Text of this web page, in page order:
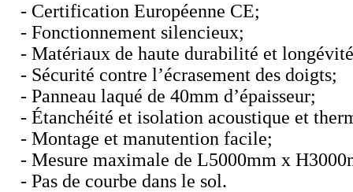
- Certification Européenne CE;
- Fonctionnement silencieux;
- Matériaux de haute durabilité et
- Sécurité contre l’écrasement des doigts;
- Panneau laqué de 40mm d’épaisseur;
- Étanchéité et isolation acoustique et
- Montage et manutention facile;
- Mesure maximale de L5000mm x
- Pas de courbe dans le sol.